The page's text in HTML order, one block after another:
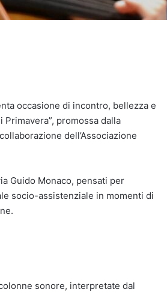
occasione di incontro, bellezza e
promossa dalla
dell’Associazione
Guido Monaco, pensati per
socio-assistenziale in momenti di
sonore, interpretate dal